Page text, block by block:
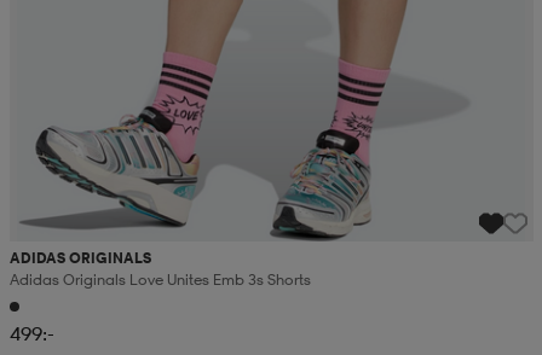
ADIDAS ORIGINALS
Adidas Originals Love Unites Emb 3s Shorts
499:-